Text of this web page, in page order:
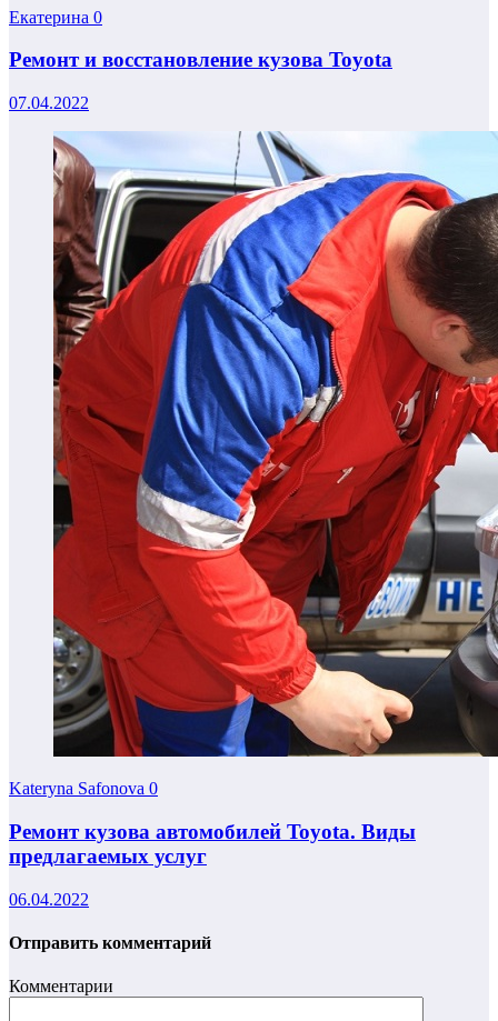
Екатерина 0
Ремонт и восстановление кузова Toyota
07.04.2022
Kateryna Safonova 0
Ремонт кузова автомобилей Toyota. Виды
предлагаемых услуг
06.04.2022
Отправить комментарий
Комментарии